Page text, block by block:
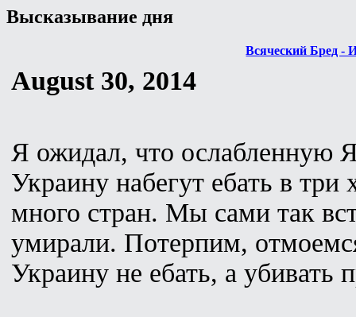
Высказывание дня
Всяческий Бред -
August 30, 2014
Я ожидал, что ослабленную
Украину набегут ебать в
много стран. Мы сами так
умирали. Потерпим,
Украину не ебать, а